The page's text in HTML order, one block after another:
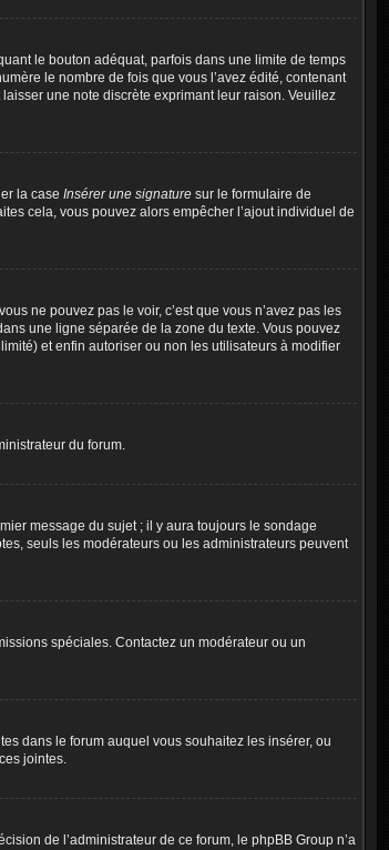
le bouton adéquat, parfois dans une limite de temps
le nombre de fois que vous l’avez édité, contenant
une note discrète exprimant leur raison. Veuillez
la case Insérer une signature sur le formulaire de
cela, vous pouvez alors empêcher l’ajout individuel de
ne pouvez pas le voir, c’est que vous n’avez pas les
une ligne séparée de la zone du texte. Vous pouvez
et enfin autoriser ou non les utilisateurs à modifier
du forum.
message du sujet ; il y aura toujours le sondage
seuls les modérateurs ou les administrateurs peuvent
spéciales. Contactez un modérateur ou un
dans le forum auquel vous souhaitez les insérer, ou
jointes.
de l’administrateur de ce forum, le phpBB Group n’a